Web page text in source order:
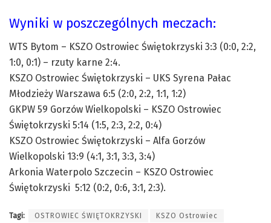
Wyniki w poszczególnych meczach:
WTS Bytom – KSZO Ostrowiec Świętokrzyski 3:3 (0:0, 2:2,
1:0, 0:1) – rzuty karne 2:4.
KSZO Ostrowiec Świętokrzyski – UKS Syrena Pałac
Młodzieży Warszawa 6:5 (2:0, 2:2, 1:1, 1:2)
GKPW 59 Gorzów Wielkopolski – KSZO Ostrowiec
Świętokrzyski 5:14 (1:5, 2:3, 2:2, 0:4)
KSZO Ostrowiec Świętokrzyski – Alfa Gorzów
Wielkopolski 13:9 (4:1, 3:1, 3:3, 3:4)
Arkonia Waterpolo Szczecin – KSZO Ostrowiec
Świętokrzyski 5:12 (0:2, 0:6, 3:1, 2:3).
Tagi: OSTROWIEC ŚWIĘTOKRZYSKI KSZO Ostrowiec